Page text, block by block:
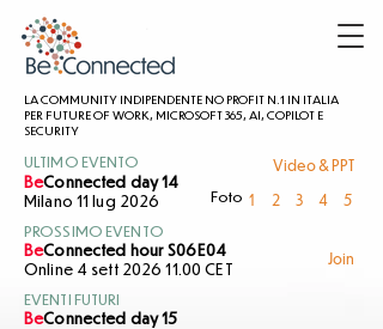
LA COMMUNITY INDIPENDENTE NO PROFIT N.1 IN ITALIA
PER FUTURE OF WORK, MICROSOFT 365, AI, COPILOT E
SECURITY
ULTIMO EVENTO
BeConnected day 14
Milano 11 lug 2026
Video & PPT
Foto 1 2 3 4 5
PROSSIMO EVENTO
BeConnected hour S06E04
Online 4 sett 2026 11.00 CET
Join
EVENTI FUTURI
BeConnected day 15